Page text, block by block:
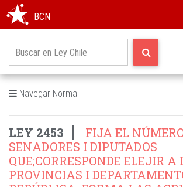
BCN
Navegar Norma
LEY 2453
FIJA EL
SENADORES I DIPUTADOS
QUE;CORRESPONDE ELEJIR A
PROVINCIAS I